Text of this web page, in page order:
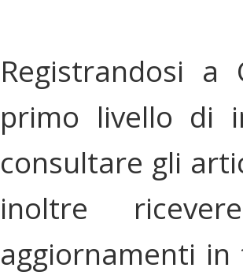
Registrandosi a
primo livello di
consultare gli
inoltre
aggiornamenti